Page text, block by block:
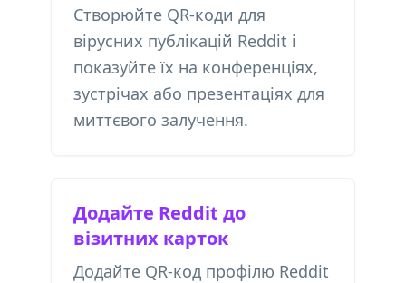
Створюйте QR-коди для
вірусних публікацій Reddit і
показуйте їх на конференціях,
зустрічах або презентаціях для
миттєвого залучення.
Додайте Reddit до
візитних карток
Додайте QR-код профілю Reddit